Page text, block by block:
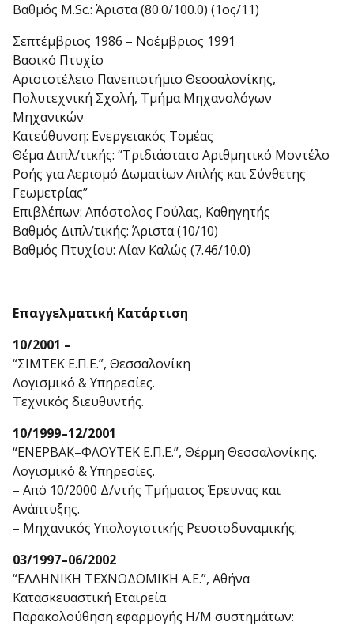
Βαθμός M.Sc.: Άριστα (80.0/100.0) (1ος/11)
Σεπτέμβριος 1986 – Νοέμβριος 1991
Βασικό Πτυχίο
Αριστοτέλειο Πανεπιστήμιο Θεσσαλονίκης,
Πολυτεχνική Σχολή, Τμήμα Μηχανολόγων
Μηχανικών
Κατεύθυνση: Ενεργειακός Τομέας
Θέμα Διπλ/τικής: “Τριδιάστατο Αριθμητικό Μοντέλο
Ροής για Αερισμό Δωματίων Απλής και Σύνθετης
Γεωμετρίας”
Επιβλέπων: Απόστολος Γούλας, Καθηγητής
Βαθμός Διπλ/τικής: Άριστα (10/10)
Βαθμός Πτυχίου: Λίαν Καλώς (7.46/10.0)
Επαγγελματική Κατάρτιση
10/2001 –
“ΣΙΜΤΕΚ Ε.Π.Ε.”, Θεσσαλονίκη
Λογισμικό & Υπηρεσίες.
Τεχνικός διευθυντής.
10/1999–12/2001
“ΕΝΕΡΒΑΚ–ΦΛΟΥΤΕΚ Ε.Π.Ε.”, Θέρμη Θεσσαλονίκης.
Λογισμικό & Υπηρεσίες.
– Από 10/2000 Δ/ντής Τμήματος Έρευνας και
Ανάπτυξης.
– Μηχανικός Υπολογιστικής Ρευστοδυναμικής.
03/1997–06/2002
“ΕΛΛΗΝΙΚΗ ΤΕΧΝΟΔΟΜΙΚΗ Α.Ε.”, Αθήνα
Κατασκευαστική Εταιρεία
Παρακολούθηση εφαρμογής Η/Μ συστημάτων: